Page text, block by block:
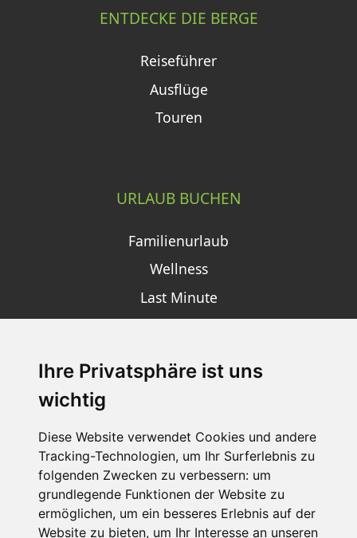
Ihre Privatsphäre ist uns
wichtig
Diese Website verwendet Cookies und andere
Tracking-Technologien, um Ihr Surferlebnis zu
folgenden Zwecken zu verbessern: um
grundlegende Funktionen der Website zu
ermöglichen, um ein besseres Erlebnis auf der
Website zu bieten, um Ihr Interesse an unseren
ENTDECKE DIE BERGE
Reiseführer
Ausflüge
Touren
URLAUB BUCHEN
Familienurlaub
Wellness
Last Minute
SCHNEEHÖHEN SKI APP
Die Schneehoehen Ski APP für iOS und Android - Ein
Muss für alle Wintersportler und Schneefreaks!